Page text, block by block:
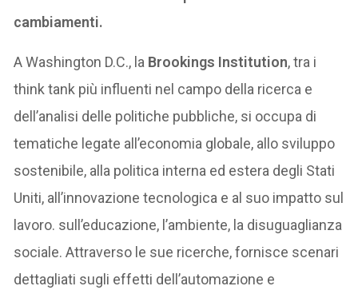
cambiamenti.
A Washington D.C., la Brookings Institution, tra i
think tank più influenti nel campo della ricerca e
dell’analisi delle politiche pubbliche, si occupa di
tematiche legate all’economia globale, allo sviluppo
sostenibile, alla politica interna ed estera degli Stati
Uniti, all’innovazione tecnologica e al suo impatto sul
lavoro. sull’educazione, l’ambiente, la disuguaglianza
sociale. Attraverso le sue ricerche, fornisce scenari
dettagliati sugli effetti dell’automazione e